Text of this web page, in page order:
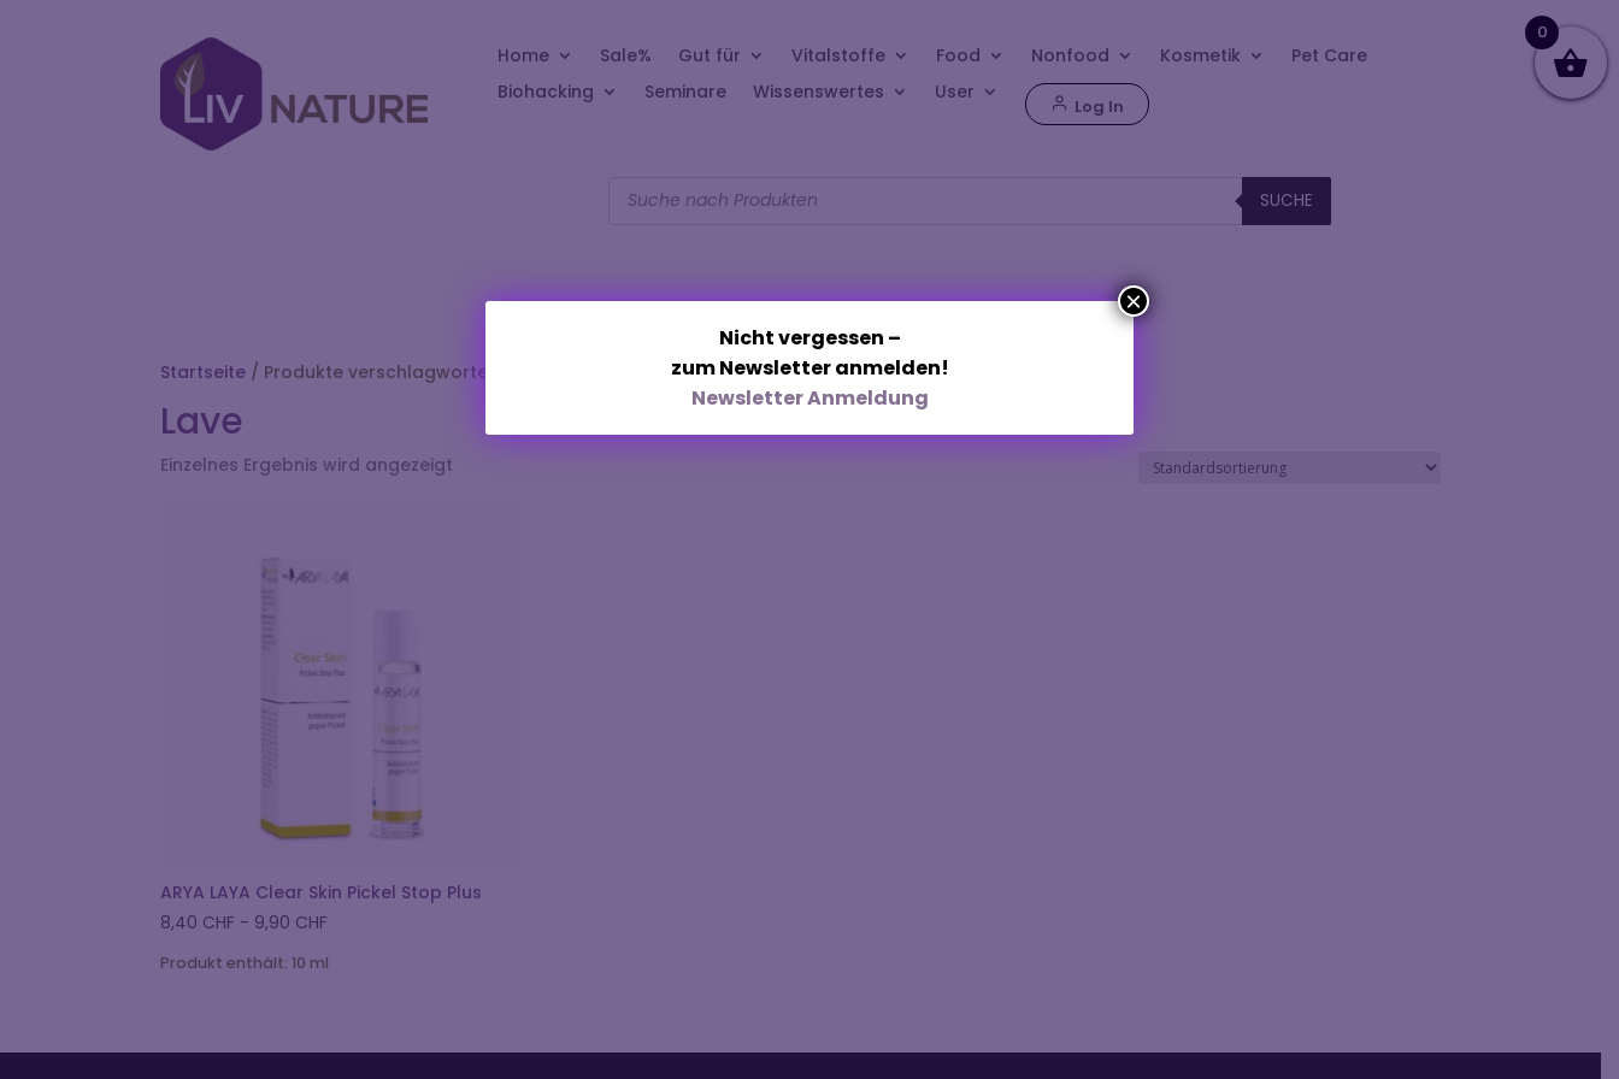
Home Sale% Gut für Vitalstoffe Food Nonfood Kosmetik
Pet Care
Biohacking
Seminare Wissenswertes User
Log In
search SUCHE
Startseite/ Produkte verschlagwortet mit „Lave“
Lave
Einzelnes Ergebnis wird angezeigt
ARYA LAYA Clear Skin Pickel Stop Plus
8,40 CHF - 9,90 CHF
Produkt enthält: 10 ml
Nicht vergessen –
zum Newsletter anmelden!
Newsletter Anmeldung
×
0